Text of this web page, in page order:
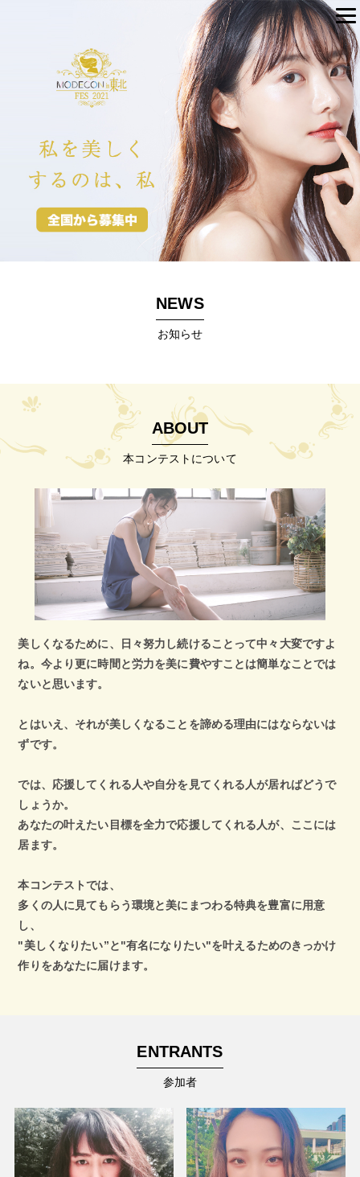
NEWS
お知らせ
ABOUT
本コンテストについて
美しくなるために、日々努力し続けることって中々大変ですよ
ね。今より更に時間と労力を美に費やすことは簡単なことでは
ないと思います。
とはいえ、それが美しくなることを諦める理由にはならないは
ずです。
では、応援してくれる人や自分を見てくれる人が居ればどうで
しょうか。
あなたの叶えたい目標を全力で応援してくれる人が、ここには
居ます。
本コンテストでは、
多くの人に見てもらう環境と美にまつわる特典を豊富に用意
し、
"美しくなりたい”と"有名になりたい"を叶えるためのきっかけ
作りをあなたに届けます。
ENTRANTS
参加者